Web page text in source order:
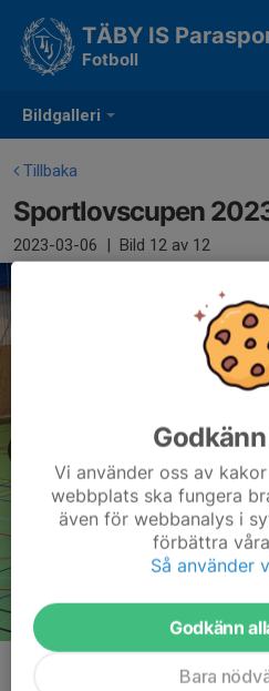
Bildgalleri
TÄBY IS
Fotboll
Tillbaka
Sportlovscupen
2023-03-06 | Bild 12 av 12
Vi använder oss av
webbplats ska fungera
även för webbanalys i
förbättra
Så använder
Godkänn
Bara